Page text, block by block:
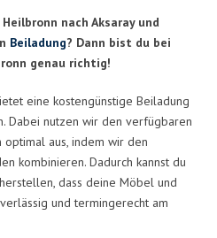
nach Aksaray und
Beiladung? Dann bist du bei
genau richtig!
eine kostengünstige Beiladung
Dabei nutzen wir den verfügbaren
optimal aus, indem wir den
kombinieren. Dadurch kannst du
dass deine Möbel und
und termingerecht am